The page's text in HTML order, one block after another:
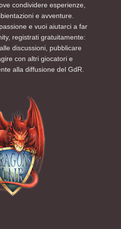
condividere esperienze,
e avventure.
e vuoi aiutarci a far
registrati gratuitamente:
discussioni, pubblicare
con altri giocatori e
alla diffusione del GdR.